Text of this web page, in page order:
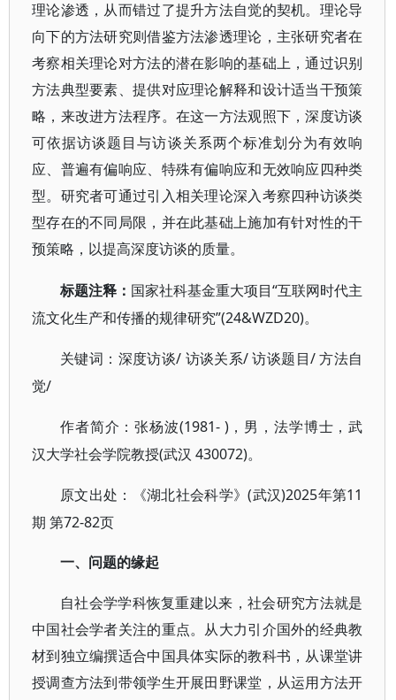
理论渗透，从而错过了提升方法自觉的契机。理论导
向下的方法研究则借鉴方法渗透理论，主张研究者在
考察相关理论对方法的潜在影响的基础上，通过识别
方法典型要素、提供对应理论解释和设计适当干预策
略，来改进方法程序。在这一方法观照下，深度访谈
可依据访谈题目与访谈关系两个标准划分为有效响
应、普遍有偏响应、特殊有偏响应和无效响应四种类
型。研究者可通过引入相关理论深入考察四种访谈类
型存在的不同局限，并在此基础上施加有针对性的干
预策略，以提高深度访谈的质量。
标题注释： 国家社科基金重大项目“互联网时代主
流文化生产和传播的规律研究”(24&WZD20)。
关键词：深度访谈/ 访谈关系/ 访谈题目/ 方法自
觉/
作者简介：张杨波(1981- )，男，法学博士，武
汉大学社会学院教授(武汉 430072)。
原文出处：《湖北社会科学》(武汉)2025年第11
期 第72-82页
一、问题的缘起
自社会学学科恢复重建以来，社会研究方法就是
中国社会学者关注的重点。从大力引介国外的经典教
材到独立编撰适合中国具体实际的教科书，从课堂讲
授调查方法到带领学生开展田野课堂，从运用方法开